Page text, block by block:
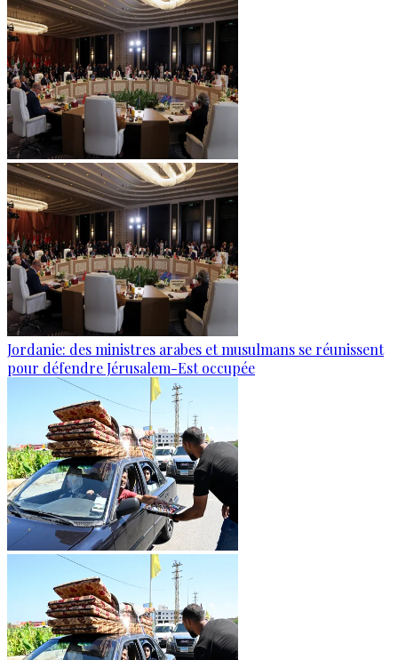
Jordanie: des ministres arabes et musulmans se réunissent
pour défendre Jérusalem-Est occupée